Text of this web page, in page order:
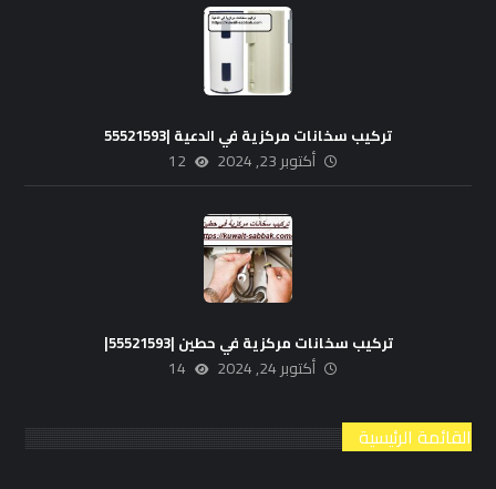
تركيب سخانات مركزية في الدعية |55521593
أكتوبر 23, 2024 12
تركيب سخانات مركزية في حطين |55521593|
أكتوبر 24, 2024 14
القائمة الرئيسية